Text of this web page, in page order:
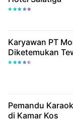
Karyawan PT
Diketemukan
Pemandu
di Kamar Kos